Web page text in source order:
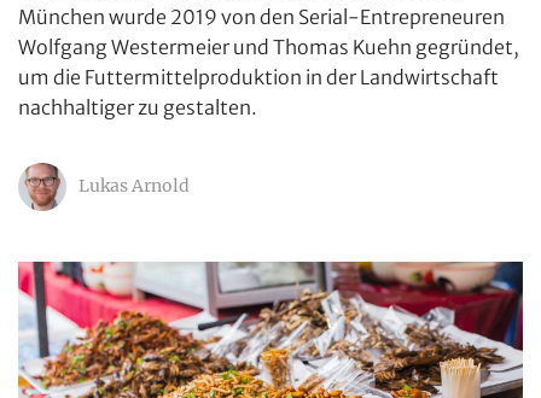
München wurde 2019 von den Serial-Entrepreneuren
Wolfgang Westermeier und Thomas Kuehn gegründet,
um die Futtermittelproduktion in der Landwirtschaft
nachhaltiger zu gestalten.
Lukas Arnold